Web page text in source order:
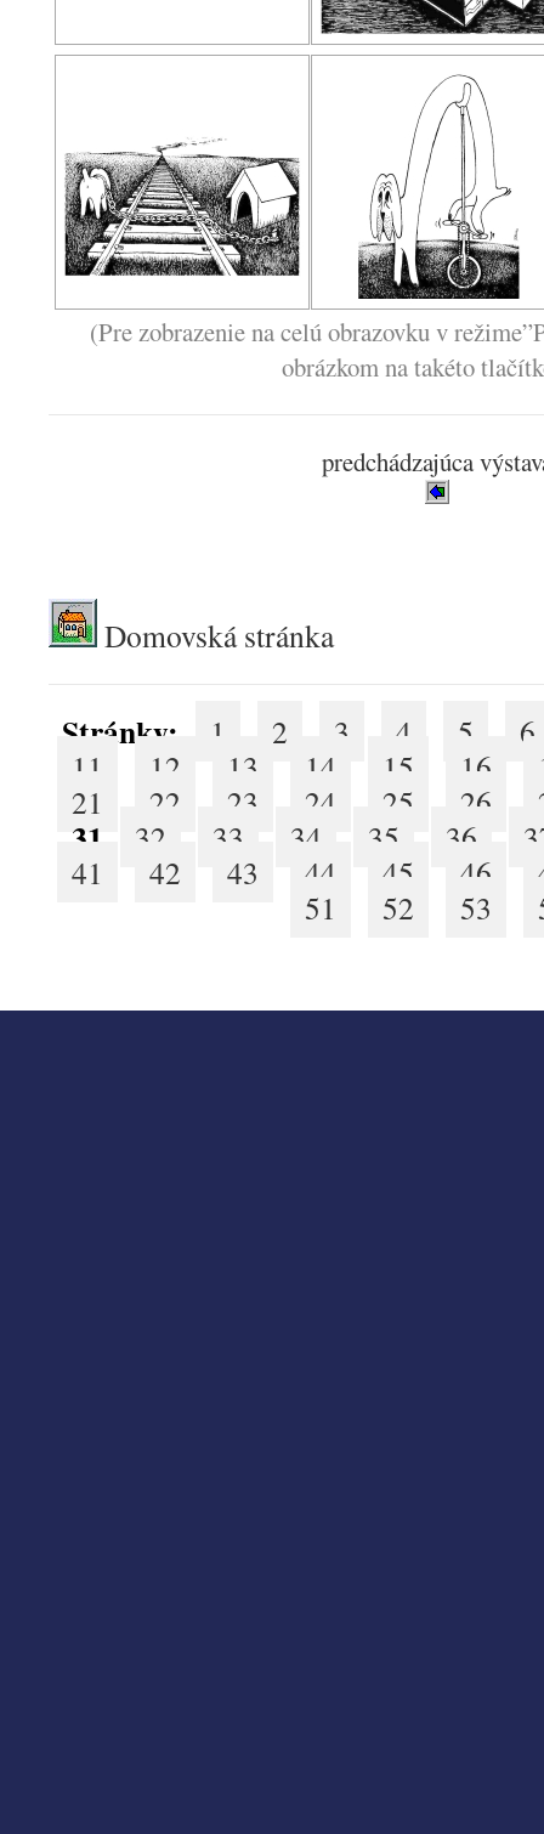
(Pre zobrazenie na celú obrazovku v
obrázkom na takéto
predchádzajúca
Domovská stránka
Stránky: 1 2 3 4 5
6
11
12 13 14 15 16
21
22 23 24 25 26
31 32 33 34 35 36
41
42 43 44 45 46
51
52 53